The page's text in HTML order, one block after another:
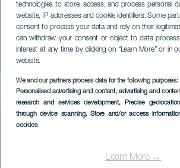
technologies to store, access, and process personal
website, IP addresses and cookie identifiers. Some
consent to process your data and rely on their
can withdraw your consent or object to data
interest at any time by clicking on “Learn More” or in
website.
We and our partners process data for the following purposes:
Personalised advertising and content, advertising and
research and services development, Precise
through device scanning, Store and/or access
cookies
Learn More →
Up&Down - Jazz &
Music Festival.
LANZAROTE
Imagen
Listado